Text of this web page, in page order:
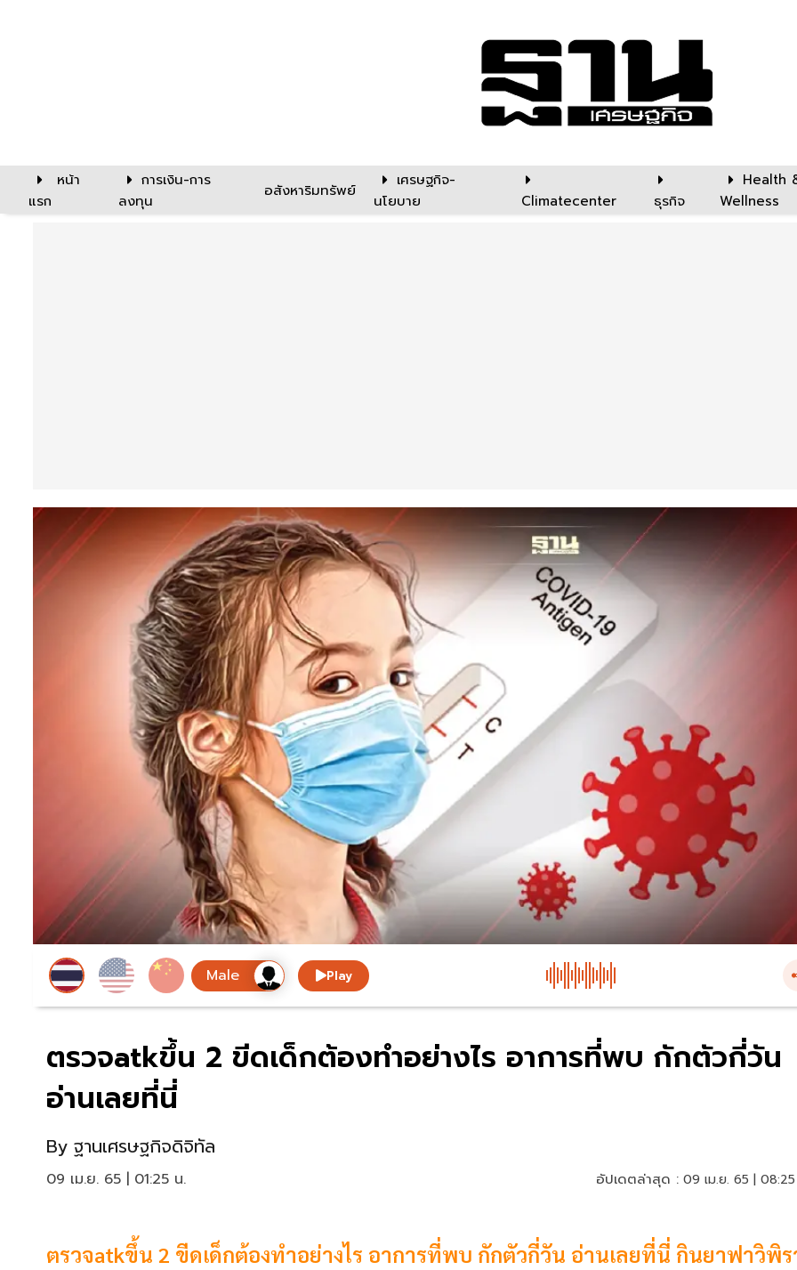
หน้า
แรก
การเงิน-การ
ลงทุน
อสังหาริมทรัพย์
เศรษฐกิจ-
นโยบาย
Climatecenter ธุรกิจ
Health
Wellness
Play
ตรวจatkขึ้น 2 ขีดเด็กต้องทำอย่างไร อาการที่พบ กักตัวกี่วัน
อ่านเลยที่นี่
By ฐานเศรษฐกิจดิจิทัล
09 เม.ย. 65 | 01:25 น. อัปเดตล่าสุด : 09 เม.ย. 65 |
ตรวจatkขึ้น 2 ขีดเด็กต้องทำอย่างไร อาการที่พบ กักตัวกี่วัน อ่านเลยที่นี่ กินยาฟาวิพิร